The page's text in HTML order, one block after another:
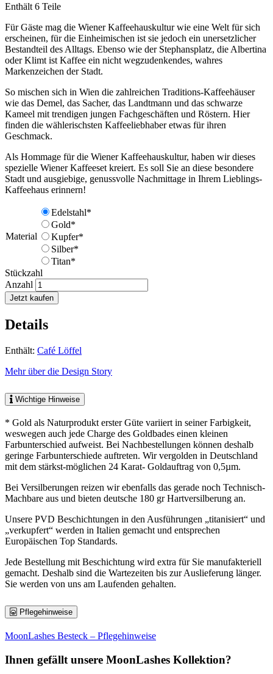
Enthält 6 Teile
Für Gäste mag die Wiener Kaffeehauskultur wie eine Welt für sich
erscheinen, für die Einheimischen ist sie jedoch ein unersetzlicher
Bestandteil des Alltags. Ebenso wie der Stephansplatz, die Albertina
oder Klimt ist Kaffee ein nicht wegzudenkendes, wahres
Markenzeichen der Stadt.
So mischen sich in Wien die zahlreichen Traditions-Kaffeehäuser
wie das Demel, das Sacher, das Landtmann und das schwarze
Kameel mit trendigen jungen Fachgeschäften und Röstern. Hier
finden die wählerischsten Kaffeeliebhaber etwas für ihren
Geschmack.
Als Hommage für die Wiener Kaffeehauskultur, haben wir dieses
spezielle Wiener Kaffeeset kreiert. Es soll Sie an diese besondere
Stadt und ausgiebige, genussvolle Nachmittage in Ihrem Lieblings-
Kaffeehaus erinnern!
Material
Edelstahl*
Gold*
Kupfer*
Silber*
Titan*
Stückzahl
Anzahl
Jetzt kaufen
Details
Enthält: Café Löffel
Mehr über die Design Story
Wichtige Hinweise
* Gold als Naturprodukt erster Güte variiert in seiner Farbigkeit,
weswegen auch jede Charge des Goldbades einen kleinen
Farbunterschied aufweist. Bei Nachbestellungen können deshalb
geringe Farbunterschiede auftreten. Wir vergolden in Deutschland
mit dem stärkst-möglichen 24 Karat- Goldauftrag von 0,5µm.
Bei Versilberungen reizen wir ebenfalls das gerade noch Technisch-
Machbare aus und bieten deutsche 180 gr Hartversilberung an.
Unsere PVD Beschichtungen in den Ausführungen „titanisiert“ und
„verkupfert“ werden in Italien gemacht und entsprechen
Europäischen Top Standards.
Jede Bestellung mit Beschichtung wird extra für Sie manufakteriell
gemacht. Deshalb sind die Wartezeiten bis zur Auslieferung länger.
Sie werden von uns am Laufenden gehalten.
Pflegehinweise
MoonLashes Besteck – Pflegehinweise
Ihnen gefällt unsere MoonLashes Kollektion?